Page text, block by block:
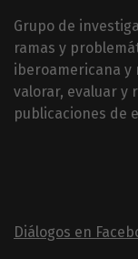
Grupo de
ramas y
iberoamericana y
valorar, evaluar y
publicaciones de
Diálogos en